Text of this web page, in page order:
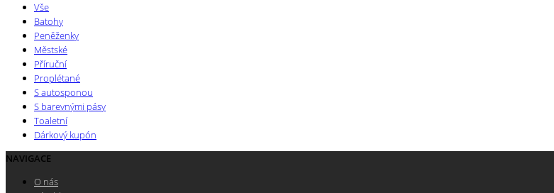
Vše
Batohy
Peněženky
Městské
Příruční
Proplétané
S autosponou
S barevnými pásy
Toaletní
Dárkový kupón
NAVIGACE
O nás